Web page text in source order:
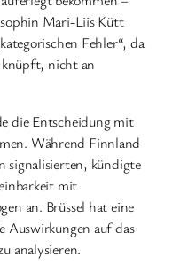
Mari-Liis Kütt
Fehler“, da
knüpft, nicht an
die Entscheidung mit
Während Finnland
signalisierten, kündigte
mit
an. Brüssel hat eine
Auswirkungen auf das
analysieren.